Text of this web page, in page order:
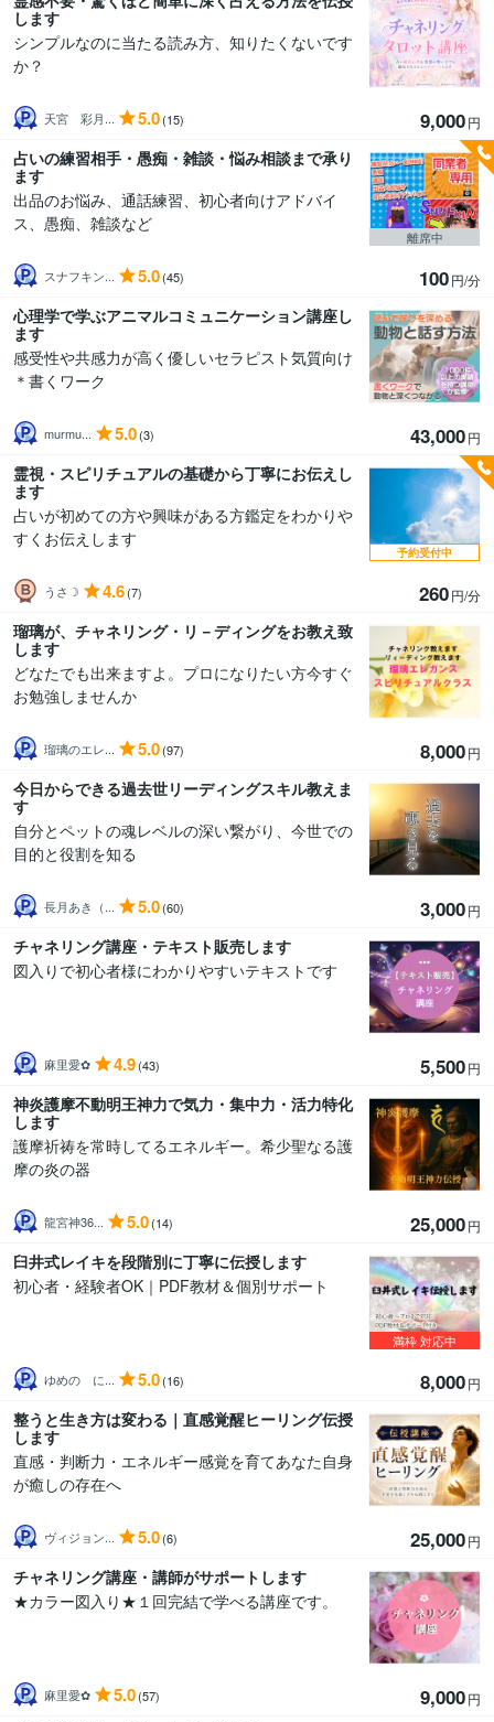
します
シンプルなのに当たる読み方、知りたくないです
か？
天宮 彩月... 5.0(15) 9,000円
占いの練習相手・愚痴・雑談・悩み相談まで承り
ます
出品のお悩み、通話練習、初心者向けアドバイ
ス、愚痴、雑談など
スナフキン... 5.0(45) 100円/分
離席中
心理学で学ぶアニマルコミュニケーション講座し
ます
感受性や共感力が高く優しいセラピスト気質向け
＊書くワーク
murmu... 5.0(3) 43,000円
霊視・スピリチュアルの基礎から丁寧にお伝えし
ます
占いが初めての方や興味がある方鑑定をわかりや
すくお伝えします
うさ☽︎ 4.6(7) 260円/分
予約受付中
瑠璃が、チャネリング・リ－ディングをお教え致
します
どなたでも出来ますよ。プロになりたい方今すぐ
お勉強しませんか
瑠璃のエレ... 5.0(97) 8,000円
今日からできる過去世リーディングスキル教えま
す
自分とペットの魂レベルの深い繋がり、今世での
目的と役割を知る
長月あき（... 5.0(60) 3,000円
チャネリング講座・テキスト販売します
図入りで初心者様にわかりやすいテキストです
麻里愛✿ 4.9(43) 5,500円
神炎護摩不動明王神力で気力・集中力・活力特化
します
護摩祈祷を常時してるエネルギー。希少聖なる護
摩の炎の器
龍宮神36... 5.0(14) 25,000円
臼井式レイキを段階別に丁寧に伝授します
初心者・経験者OK｜PDF教材＆個別サポート
ゆめの に... 5.0(16) 8,000円
満枠対応中
整うと生き方は変わる｜直感覚醒ヒーリング伝授
します
直感・判断力・エネルギー感覚を育てあなた自身
が癒しの存在へ
ヴィジョン... 5.0(6) 25,000円
チャネリング講座・講師がサポートします
★カラー図入り★１回完結で学べる講座です。
麻里愛✿ 5.0(57) 9,000円